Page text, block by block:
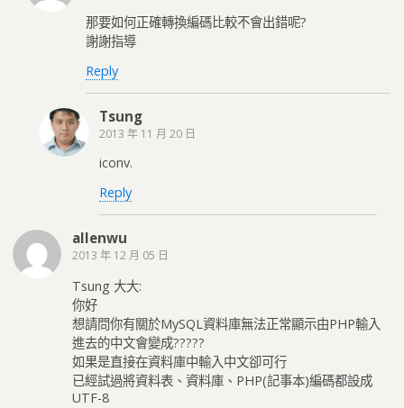
那要如何正確轉換編碼比較不會出錯呢?
謝謝指導
Reply
Tsung
2013 年 11 月 20 日
iconv.
Reply
allenwu
2013 年 12 月 05 日
Tsung 大大:
你好
想請問你有關於MySQL資料庫無法正常顯示由PHP輸入
進去的中文會變成?????
如果是直接在資料庫中輸入中文卻可行
已經試過將資料表、資料庫、PHP(記事本)編碼都設成
UTF-8